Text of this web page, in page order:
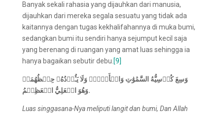
Banyak sekali rahasia yang dijauhkan dari manusia,
dijauhkan dari mereka segala sesuatu yang tidak ada
kaitannya dengan tugas kekhalifahannya di muka bumi,
sedangkan bumi itu sendiri hanya sejumput kecil saja
yang berenang di ruangan yang amat luas sehingga ia
hanya bagaikan sebutir debu. [9]
وَسِعَ كُرۡسِيُّهُ السَّمَٰوَٰتِ وَالۡأَرۡضَۖ وَلَا يَـُٔوۡدُهُۥ حِفۡظُهُمَاۚ
وَهُوَ الۡعَلِيُّ الۡعَظِيۡمُ.
Luas singgasana-Nya meliputi langit dan bumi, Dan Allah